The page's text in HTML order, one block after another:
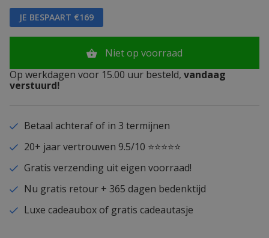
JE BESPAART €169
Niet op voorraad
Op werkdagen voor 15.00 uur besteld, vandaag
verstuurd!
Betaal achteraf of in 3 termijnen
20+ jaar vertrouwen 9.5/10 ⭐⭐⭐⭐⭐
Gratis verzending uit eigen voorraad!
Nu gratis retour + 365 dagen bedenktijd
Luxe cadeaubox of gratis cadeautasje